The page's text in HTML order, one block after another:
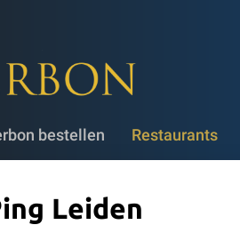
bestellen Restaurants
✔
Leiden